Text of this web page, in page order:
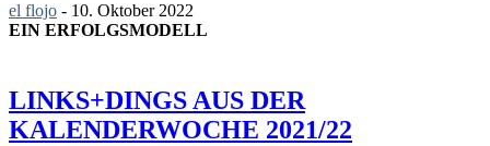
el flojo - 10. Oktober 2022
EIN ERFOLGSMODELL
LINKS+DINGS AUS DER
KALENDERWOCHE 2021/22